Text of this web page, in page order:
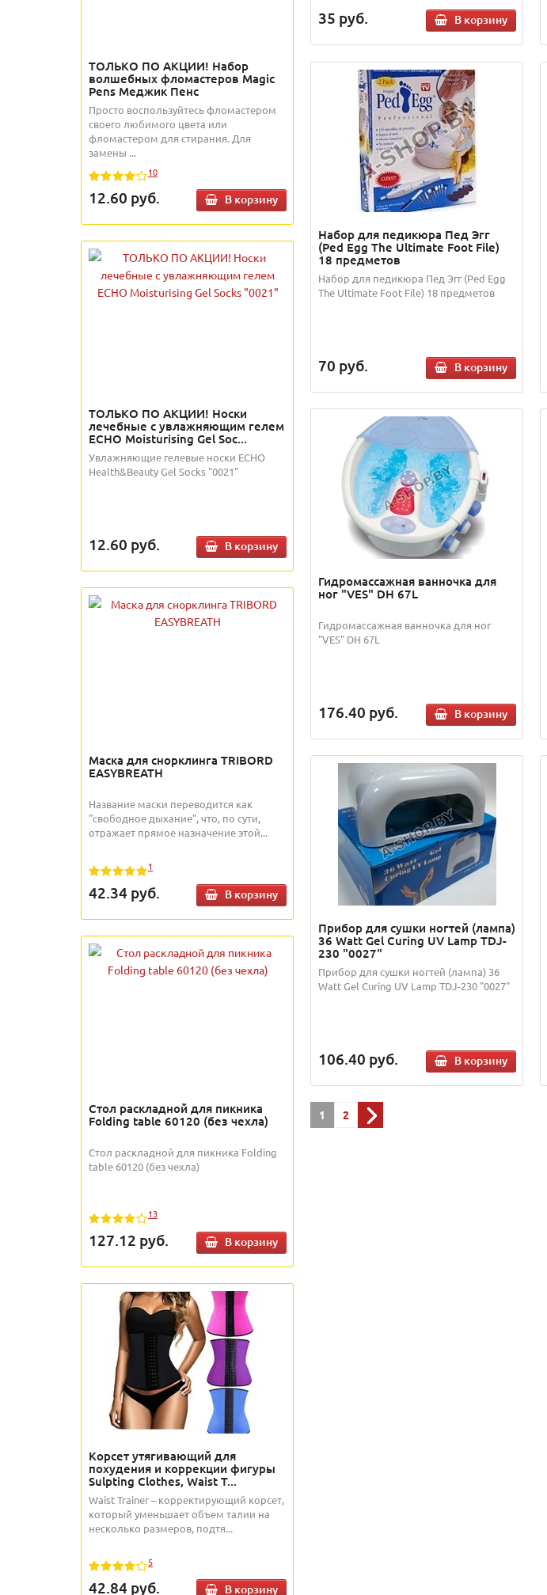
ТОЛЬКО ПО АКЦИИ! Набор
волшебных фломастеров Magic
Pens Меджик Пенс
Просто воспользуйтесь фломастером
своего любимого цвета или
фломастером для стирания. Для
замены ...
10
12.60 руб. В корзину
ТОЛЬКО ПО АКЦИИ! Носки
лечебные с увлажняющим гелем
ECHO Moisturising Gel Soc...
Увлажняющие гелевые носки ECHO
Health&Beauty Gel Socks "0021"
12.60 руб. В корзину
Маска для снорклинга TRIBORD
EASYBREATH
Название маски переводится как
"свободное дыхание", что, по сути,
отражает прямое назначение этой...
1
42.34 руб. В корзину
Стол раскладной для пикника
Folding table 60120 (без чехла)
Стол раскладной для пикника Folding
table 60120 (без чехла)
13
127.12 руб. В корзину
Корсет утягивающий для
похудения и коррекции фигуры
Sulpting Clothes, Waist T...
Waist Trainer – корректирующий корсет,
который уменьшает объем талии на
несколько размеров, подтя...
5
42.84 руб. В корзину
35 руб. В корзину
Набор для педикюра Пед Эгг
(Ped Egg The Ultimate Foot File)
18 предметов
Набор для педикюра Пед Эгг (Ped Egg
The Ultimate Foot File) 18 предметов
70 руб. В корзину
Гидромассажная ванночка для
ног "VES" DH 67L
Гидромассажная ванночка для ног
"VES" DH 67L
176.40 руб. В корзину
Прибор для сушки ногтей (лампа)
36 Watt Gel Curing UV Lamp TDJ-
230 "0027"
Прибор для сушки ногтей (лампа) 36
Watt Gel Curing UV Lamp TDJ-230 "0027"
106.40 руб. В корзину
1 2